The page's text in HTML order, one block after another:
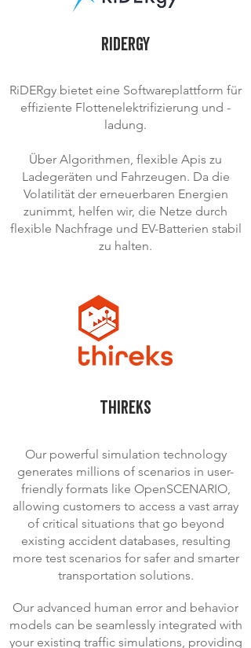
RIDERGY
RiDERgy bietet eine Softwareplattform für
effiziente Flottenelektrifizierung und -
ladung.
Über Algorithmen, flexible Apis zu
Ladegeräten und Fahrzeugen. Da die
Volatilität der erneuerbaren Energien
zunimmt, helfen wir, die Netze durch
flexible Nachfrage und EV-Batterien stabil
zu halten.
THIREKS
Our powerful simulation technology
generates millions of scenarios in user-
friendly formats like OpenSCENARIO,
allowing customers to access a vast array
of critical situations that go beyond
existing accident databases, resulting
more test scenarios for safer and smarter
transportation solutions.
Our advanced human error and behavior
models can be seamlessly integrated with
your existing traffic simulations, providing